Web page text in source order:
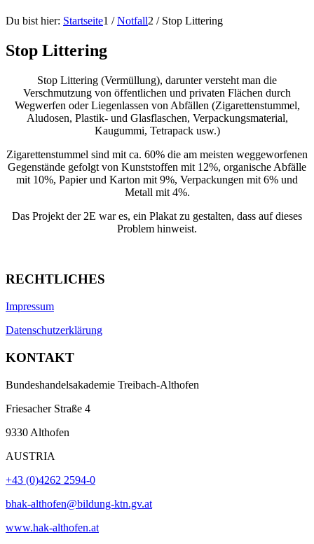
Du bist hier: Startseite1 / Notfall2 / Stop Littering
Stop Littering
Stop Littering (Vermüllung), darunter versteht man die
Verschmutzung von öffentlichen und privaten Flächen durch
Wegwerfen oder Liegenlassen von Abfällen (Zigarettenstummel,
Aludosen, Plastik- und Glasflaschen, Verpackungsmaterial,
Kaugummi, Tetrapack usw.)
Zigarettenstummel sind mit ca. 60% die am meisten weggeworfenen
Gegenstände gefolgt von Kunststoffen mit 12%, organische Abfälle
mit 10%, Papier und Karton mit 9%, Verpackungen mit 6% und
Metall mit 4%.
Das Projekt der 2E war es, ein Plakat zu gestalten, dass auf dieses
Problem hinweist.
RECHTLICHES
Impressum
Datenschutzerklärung
KONTAKT
Bundeshandelsakademie Treibach-Althofen
Friesacher Straße 4
9330 Althofen
AUSTRIA
+43 (0)4262 2594-0
bhak-althofen@bildung-ktn.gv.at
www.hak-althofen.at